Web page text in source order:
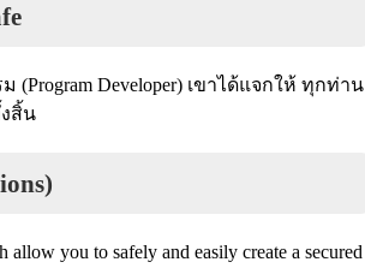
Developer) เขาได้แจกให้ ทุกท่าน
สิ้น
allow you to safely and easily create a secured